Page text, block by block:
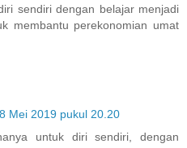
sendiri dengan belajar menjadi
membantu perekonomian umat
Mei 2019 pukul 20.20
untuk diri sendiri, dengan